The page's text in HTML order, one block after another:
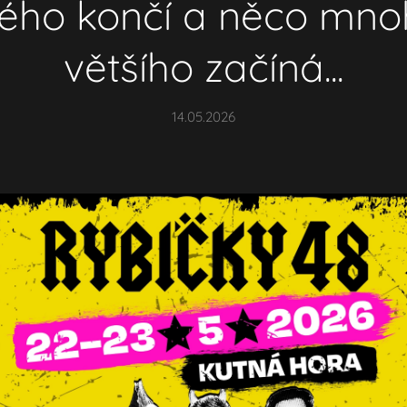
končí a něco
většího začíná...
14.05.2026